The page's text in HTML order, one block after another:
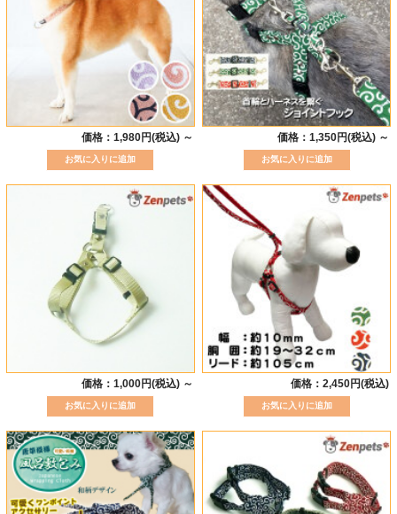
価格：1,980円(税込) ～ 価格：1,350円(税込) ～
価格：1,000円(税込) ～ 価格：2,450円(税込)